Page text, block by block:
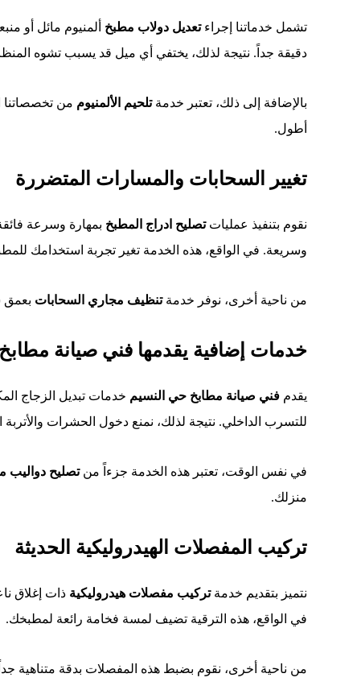
تشمل خدماتنا إجراءتعديل دولاب مطبخ ألمنيوم مائل أو
دقيقة جداً. نتيجة لذلك، يختفي أي ميل قد يسبب تشوه
بالإضافة إلى ذلك، تعتبر خدمةتلحيم الألمنيوم من تخصصاتنا
أطول.
تغيير السحابات والمسارات المتضررة
نقوم بتنفيذ عملياتتصليح ادراج المطبخ بمهارة وسرعة
وسريعة. في الواقع، هذه الخدمة تغير تجربة استخدامك
من ناحية أخرى، نوفر خدمةتنظيف مجاري السحابات بعمق
خدمات إضافية يقدمها فني صيانة
يقدمفني صيانة مطابخ حي النسيم خدمات تبديل الزجاج
للتسرب الداخلي. نتيجة لذلك، نمنع دخول الحشرات والأتربة
في نفس الوقت، تعتبر هذه الخدمة جزءاً منتصليح دواليب
منزلك.
تركيب المفصلات الهيدروليكية الحديثة
نتميز بتقديم خدمةتركيب مفصلات هيدروليكية ذات إغلاق
في الواقع، هذه الترقية تضيف لمسة فخامة رائعة لمطبخك.
من ناحية أخرى، نقوم بضبط هذه المفصلات بدقة متناهية